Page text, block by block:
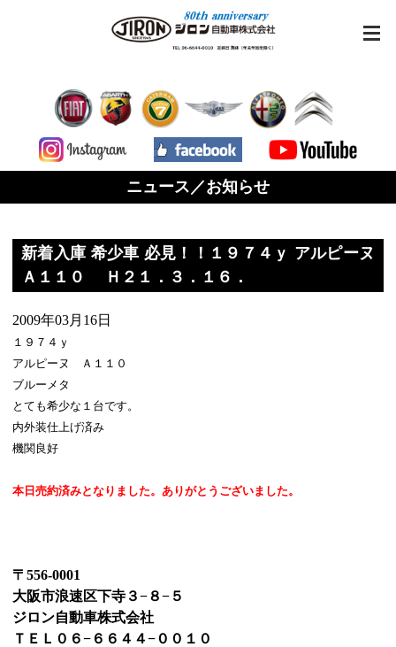
ニュース／お知らせ
新着入庫 希少車 必見！！１９７４ｙ アルピーヌ
Ａ１１０ Ｈ２１．３．１６．
2009年03月16日
１９７４ｙ
アルピーヌ Ａ１１０
ブルーメタ
とても希少な１台です。
内外装仕上げ済み
機関良好
本日売約済みとなりました。ありがとうございました。
〒556-0001
大阪市浪速区下寺３−８−５
ジロン自動車株式会社
ＴＥＬ０６−６６４４−００１０